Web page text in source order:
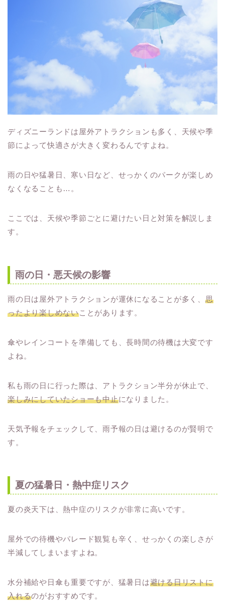
ディズニーランドは屋外アトラクションも多く、天候や季
節によって快適さが大きく変わるんですよね。
雨の日や猛暑日、寒い日など、せっかくのパークが楽しめ
なくなることも…。
ここでは、天候や季節ごとに避けたい日と対策を解説しま
す。
雨の日・悪天候の影響
雨の日は屋外アトラクションが運休になることが多く、思
ったより楽しめないことがあります。
傘やレインコートを準備しても、長時間の待機は大変です
よね。
私も雨の日に行った際は、アトラクション半分が休止で、
楽しみにしていたショーも中止になりました。
天気予報をチェックして、雨予報の日は避けるのが賢明で
す。
夏の猛暑日・熱中症リスク
夏の炎天下は、熱中症のリスクが非常に高いです。
屋外での待機やパレード観覧も辛く、せっかくの楽しさが
半減してしまいますよね。
水分補給や日傘も重要ですが、猛暑日は避ける日リストに
入れるのがおすすめです。